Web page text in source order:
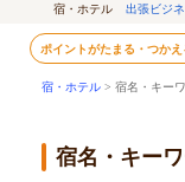
宿・ホテル 出張ビジネ
ポイントがたまる・つかえ
宿・ホテル > 宿名・キー
宿名・キー